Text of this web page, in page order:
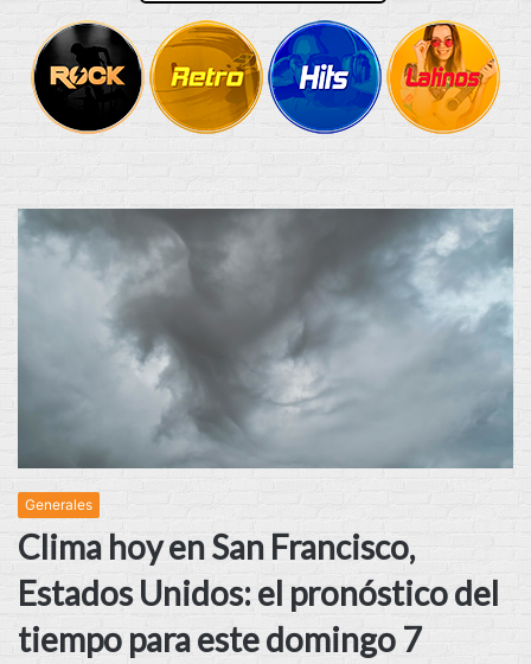
Generales
Clima hoy en San Francisco,
Estados Unidos: el pronóstico del
tiempo para este domingo 7